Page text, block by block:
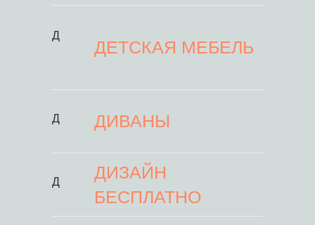
Д
ДЕТСКАЯ МЕБЕЛЬ
Д ДИВАНЫ
Д
ДИЗАЙН
БЕСПЛАТНО